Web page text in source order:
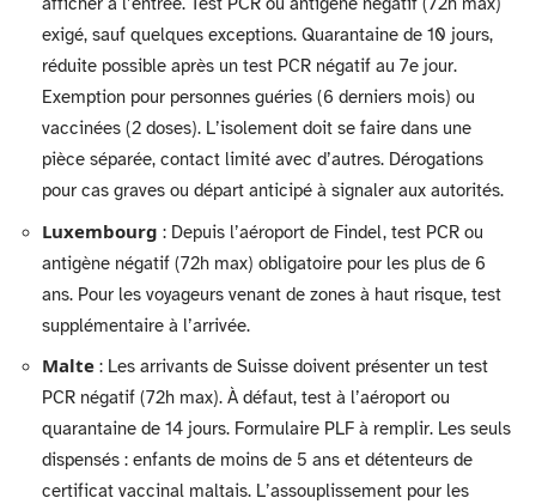
exigé, sauf quelques exceptions. Quarantaine de 10 jours,
réduite possible après un test PCR négatif au 7e jour.
Exemption pour personnes guéries (6 derniers mois) ou
vaccinées (2 doses). L’isolement doit se faire dans une
pièce séparée, contact limité avec d’autres. Dérogations
pour cas graves ou départ anticipé à signaler aux autorités.
Luxembourg : Depuis l’aéroport de Findel, test PCR ou
antigène négatif (72h max) obligatoire pour les plus de 6
ans. Pour les voyageurs venant de zones à haut risque, test
supplémentaire à l’arrivée.
Malte : Les arrivants de Suisse doivent présenter un test
PCR négatif (72h max). À défaut, test à l’aéroport ou
quarantaine de 14 jours. Formulaire PLF à remplir. Les seuls
dispensés : enfants de moins de 5 ans et détenteurs de
certificat vaccinal maltais. L’assouplissement pour les